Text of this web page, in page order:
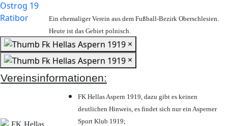
Ein ehemaliger Verein aus dem Fußball-Bezirk Oberschlesien.
Heute ist das Gebiet polnisch.
×
×
Vereinsinformationen:
FK Hellas Aspern 1919, dazu gibt es keinen
deutlichen Hinweis, es findet sich nur ein Asperner
Sport Klub 1919;